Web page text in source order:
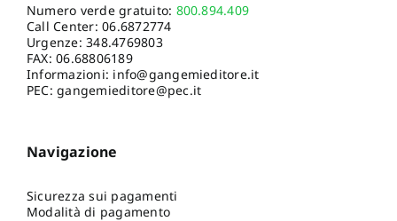
Numero verde gratuito: 800.894.409
Call Center:06.6872774
Urgenze:348.4769803
FAX: 06.68806189
Informazioni: info@gangemieditore.it
PEC: gangemieditore@pec.it
Navigazione
Sicurezza sui pagamenti
Modalità di pagamento